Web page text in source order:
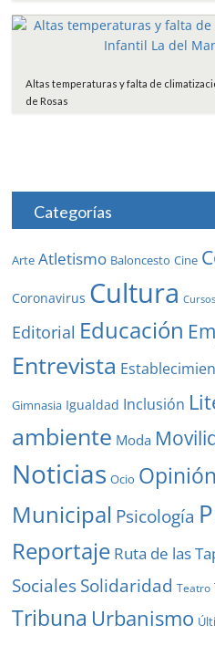
Altas temperaturas y falta de
de Rosas
Categorías
Arte Atletismo Baloncesto Cine
Coronavirus Cultura Cursos
Editorial Educación
Entrevista
Gimnasia Igualdad Inclusión
ambiente Moda
Noticias Ocio Opinión
Municipal Psicología
Reportaje Ruta de las
SocialesSolidaridad Teatro
Tribuna Urbanismo